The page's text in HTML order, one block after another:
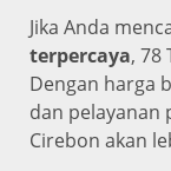
Jika Anda
terpercaya, 78
Dengan harga
dan pelayanan
Cirebon akan